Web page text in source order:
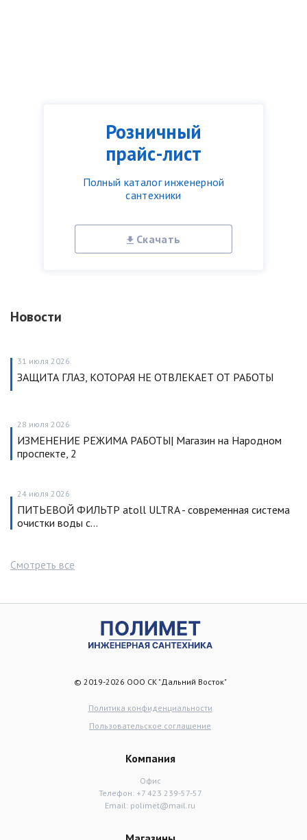
Розничный
прайс-лист
Полный каталог инженерной
сантехники
Скачать
Новости
31 июля 2026
ЗАЩИТА ГЛАЗ, КОТОРАЯ НЕ ОТВЛЕКАЕТ ОТ РАБОТЫ
28 июля 2026
ИЗМЕНЕНИЕ РЕЖИМА РАБОТЫ| Магазин на Народном
проспекте, 2
24 июля 2026
ПИТЬЕВОЙ ФИЛЬТР atoll ULTRA - современная система
очистки воды с…
Смотреть все
© 2019-2026 ООО СК "Дальний Восток"
Политика конфиденциальности
Пользовательское соглашение
Компания
Офис
Телефон: +7 423 239-57-57
Email: polimet@mail.ru